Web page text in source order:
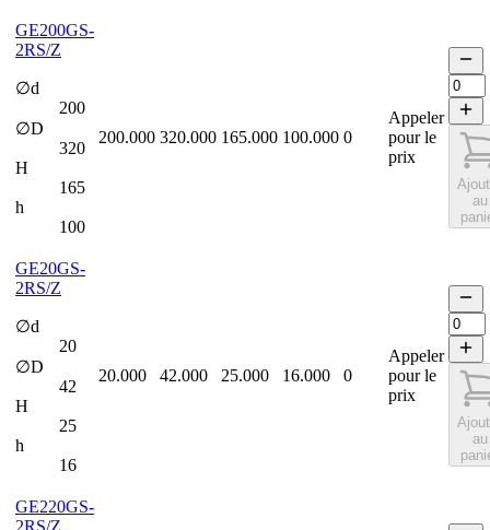
GE200GS-
2RS/Z
∅d
200
∅D
320
H
165
h
100
200.000 320.000 165.000 100.000 0
Appeler
pour le
prix
au
GE20GS-
2RS/Z
∅d
20
∅D
42
H
25
h
16
20.000 42.000 25.000 16.000 0
Appeler
pour le
prix
au
GE220GS-
2RS/Z